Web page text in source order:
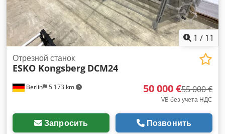
1 / 11
Berlin 5 173 km
Отрезной станок
ESKO Kongsberg DCM24
50 000 €55 000 €
VB без учета НДС
Запросить Позвонить